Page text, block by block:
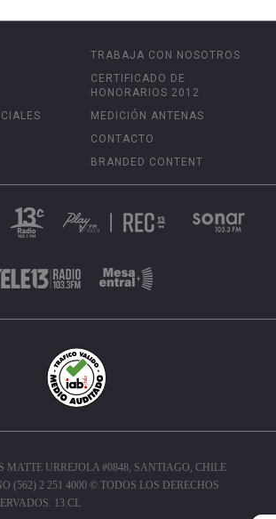
TRABAJA CON NOSOTROS
CERTIFICADO DE
HONORARIOS 2012
MEDICIÓN ANTENAS
CONTACTO
BRANDED CONTENT
MATTE URREJOLA #0848, SANTIAGO, CHILE
(562) 2 251 4000 © TODOS LOS DERECHOS
13.CL